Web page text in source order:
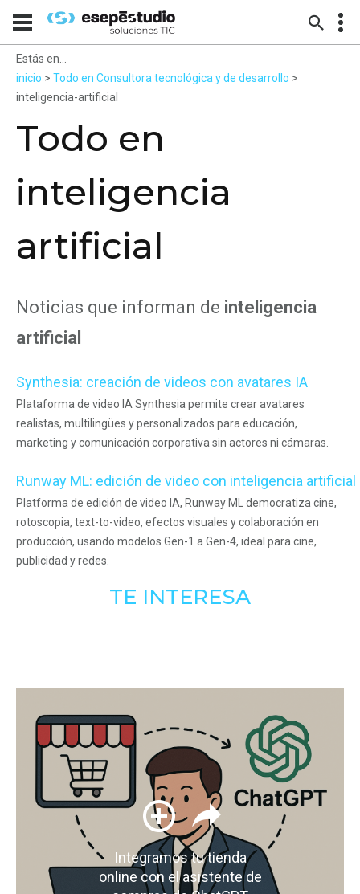
Estás en...
inicio > Todo en Consultora tecnológica y de desarrollo >
inteligencia-artificial
Todo en
inteligencia
artificial
Noticias que informan de inteligencia
artificial
Synthesia: creación de videos con avatares IA
Plataforma de video IA Synthesia permite crear avatares
realistas, multilingües y personalizados para educación,
marketing y comunicación corporativa sin actores ni cámaras.
Runway ML: edición de video con inteligencia artificial
Platforma de edición de video IA, Runway ML democratiza cine,
rotoscopia, text-to-video, efectos visuales y colaboración en
producción, usando modelos Gen-1 a Gen-4, ideal para cine,
publicidad y redes.
TE INTERESA
Integramos tu tienda
online con el asistente de